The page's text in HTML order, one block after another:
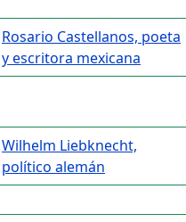
Rosario Castellanos, poeta
y escritora mexicana
Wilhelm Liebknecht,
político alemán